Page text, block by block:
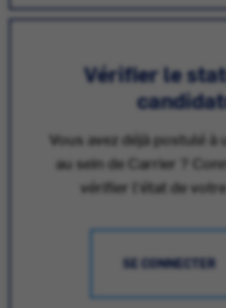
Vérifier le
Vous avez déjà postulé
au sein de Carrier ?
vérifier l'état de
SE CONNECTER